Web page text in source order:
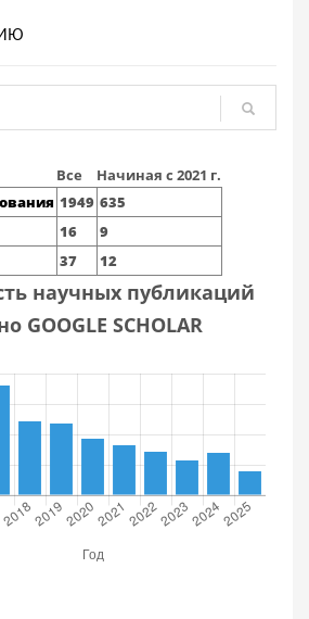
Все
Начиная с 2021 г.
1949 635
16
9
37 12
научных публикаций
GOOGLE SCHOLAR